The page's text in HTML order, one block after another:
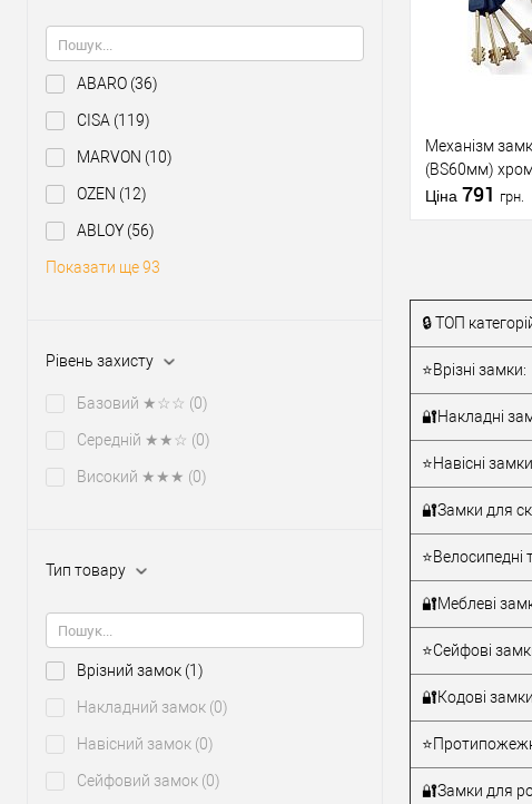
ABARO (36)
CISA (119)
MARVON (10)
OZEN (12)
ABLOY (56)
Показати ще 93
Рівень захисту
Базовий ★☆☆ (0)
Середній ★★☆ (0)
Високий ★★★ (0)
Тип товару
Врізний замок (1)
Накладний замок (0)
Навісний замок (0)
Сейфовий замок (0)
Механізм
(BS60мм)
Ціна 791 грн.
У обране
Виробник
Тип товару
Матеріал дверей
Країна виробник
Модель врізного
замка
🔒 ТОП
⭐Врізні замки:
🔐Накладні
⭐Навісні
🔐Замки для
🔐Меблеві
⭐Сейфові
🔐Кодові
🔐Замки для